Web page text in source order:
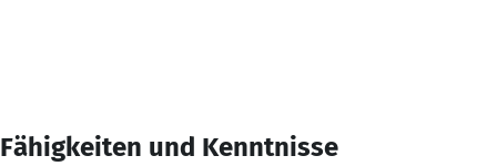
Fähigkeiten und Kenntnisse